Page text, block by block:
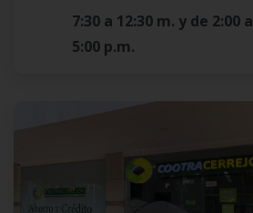
7:30 a 12:30 m. y de 2:00 a
5:00 p.m.